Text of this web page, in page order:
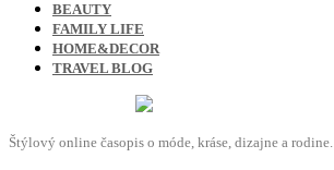
BEAUTY
FAMILY LIFE
HOME&DECOR
TRAVEL BLOG
Štýlový online časopis o móde, kráse, dizajne a rodine.